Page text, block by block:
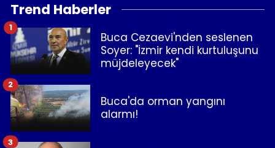
Trend Haberler
Buca Cezaevi'nden seslenen
Soyer: "İzmir kendi kurtuluşunu
müjdeleyecek"
1
Buca'da orman yangını
alarmı!
2
3